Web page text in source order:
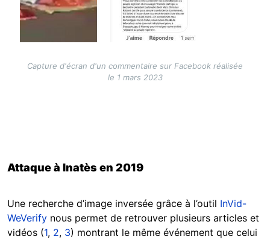
Capture d'écran d'un commentaire sur Facebook réalisée
le 1 mars 2023
Attaque à Inatès en 2019
Une recherche d’image inversée grâce à l’outil InVid-
WeVerify nous permet de retrouver plusieurs articles et
vidéos (1, 2, 3) montrant le même événement que celui